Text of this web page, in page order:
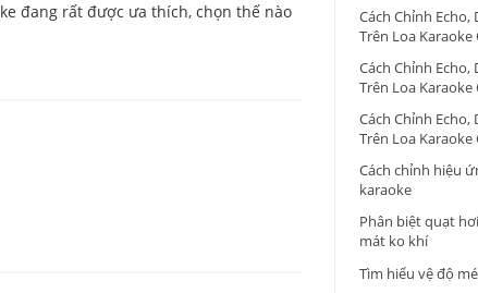
đang rất được ưa thích, chọn thế nào
Cách Chỉnh Echo,
Trên Loa
Cách Chỉnh Echo,
Trên Loa
Cách Chỉnh Echo,
Trên Loa
Cách chỉnh hiệu
karaoke
Phân biệt quạt
mát ko khí
Tìm hiểu vệ độ